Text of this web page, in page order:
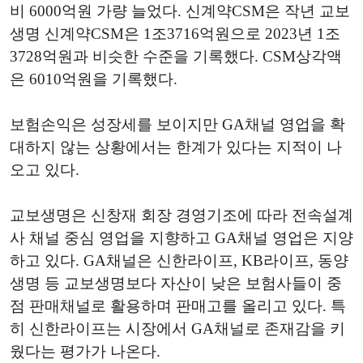
비 6000억원 가량 늘었다. 신계약CSM은 작년 교보
생명 신계약CSM은 1조3716억원으로 2023년 1조
3728억원과 비슷한 수준을 기록했다. CSM상각액
은 6010억원을 기록했다.
보험손익은 성장세를 보이지만 GA채널 영업을 확
대하지 않는 상황에서는 한계가 있다는 지적이 나
오고 있다.
교보생명은 신창재 회장 경영기조에 따라 전속설계
사 채널 중심 영업을 지향하고 GA채널 영업은 지양
하고 있다. GA채널은 신한라이프, KB라이프, 동양
생명 등 교보생명보다 자산이 낮은 보험사들이 중
점 판매채널로 활용하며 판매고를 올리고 있다. 특
히 신한라이프는 시장에서 GA채널로 존재감을 키
웠다는 평가가 나온다.